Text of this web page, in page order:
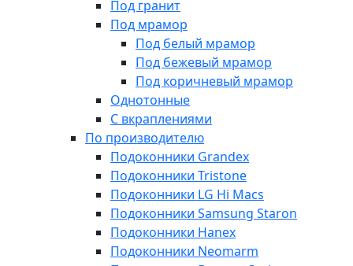
Под гранит
Под мрамор
Под белый мрамор
Под бежевый мрамор
Под коричневый мрамор
Однотонные
С вкраплениями
По производителю
Подоконники Grandex
Подоконники Tristone
Подоконники LG Hi Macs
Подоконники Samsung Staron
Подоконники Hanex
Подоконники Neomarm